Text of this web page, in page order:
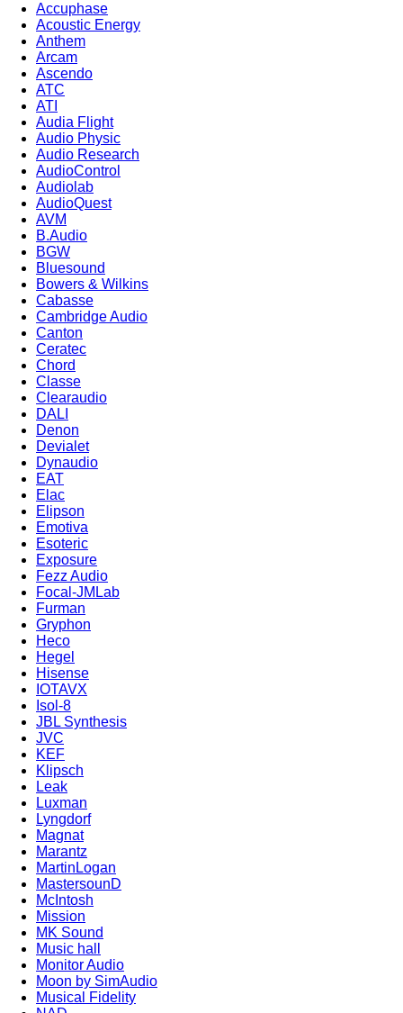
Accuphase
Acoustic Energy
Anthem
Arcam
Ascendo
ATC
ATI
Audia Flight
Audio Physic
Audio Research
AudioControl
Audiolab
AudioQuest
AVM
B.Audio
BGW
Bluesound
Bowers & Wilkins
Cabasse
Cambridge Audio
Canton
Ceratec
Chord
Classe
Clearaudio
DALI
Denon
Devialet
Dynaudio
EAT
Elac
Elipson
Emotiva
Esoteric
Exposure
Fezz Audio
Focal-JMLab
Furman
Gryphon
Heco
Hegel
Hisense
IOTAVX
Isol-8
JBL Synthesis
JVC
KEF
Klipsch
Leak
Luxman
Lyngdorf
Magnat
Marantz
MartinLogan
MastersounD
McIntosh
Mission
MK Sound
Music hall
Monitor Audio
Moon by SimAudio
Musical Fidelity